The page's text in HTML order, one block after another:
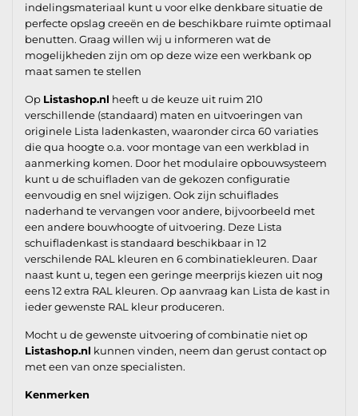
indelingsmateriaal kunt u voor elke denkbare situatie de
perfecte opslag creeën en de beschikbare ruimte optimaal
benutten. Graag willen wij u informeren wat de
mogelijkheden zijn om op deze wize een werkbank op
maat samen te stellen
Op Listashop.nl heeft u de keuze uit ruim 210
verschillende (standaard) maten en uitvoeringen van
originele Lista ladenkasten, waaronder circa 60 variaties
die qua hoogte o.a. voor montage van een werkblad in
aanmerking komen. Door het modulaire opbouwsysteem
kunt u de schuifladen van de gekozen configuratie
eenvoudig en snel wijzigen. Ook zijn schuiflades
naderhand te vervangen voor andere, bijvoorbeeld met
een andere bouwhoogte of uitvoering. Deze Lista
schuifladenkast is standaard beschikbaar in 12
verschilende RAL kleuren en 6 combinatiekleuren. Daar
naast kunt u, tegen een geringe meerprijs kiezen uit nog
eens 12 extra RAL kleuren. Op aanvraag kan Lista de kast in
ieder gewenste RAL kleur produceren.
Mocht u de gewenste uitvoering of combinatie niet op
Listashop.nl kunnen vinden, neem dan gerust contact op
met een van onze specialisten.
Kenmerken